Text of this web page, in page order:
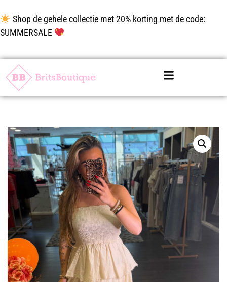
Shop de gehele collectie met 20% korting met de code:
SUMMERSALE